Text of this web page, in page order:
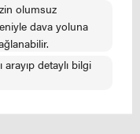
olumsuz
dava yoluna
arayıp detaylı bilgi